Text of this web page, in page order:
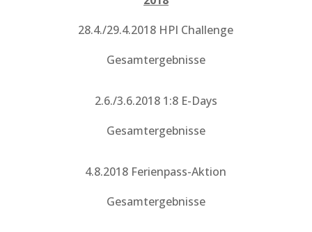
28.4./29.4.2018 HPI Challenge
Gesamtergebnisse
2.6./3.6.2018 1:8 E-Days
Gesamtergebnisse
4.8.2018 Ferienpass-Aktion
Gesamtergebnisse